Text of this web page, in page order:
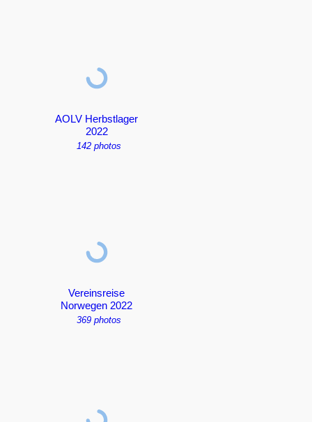
AOLV Herbstlager
2022
142 photos
Vereinsreise
Norwegen 2022
369 photos